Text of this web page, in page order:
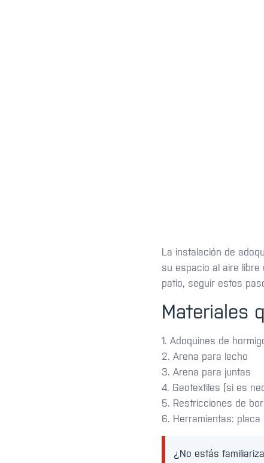
La instalación de
su espacio al aire
patio, seguir estos
Materiales
1. Adoquines de
2. Arena para lecho
3. Arena para juntas
4. Geotextiles (si es
5. Restricciones de
6. Herramientas:
¿No estás